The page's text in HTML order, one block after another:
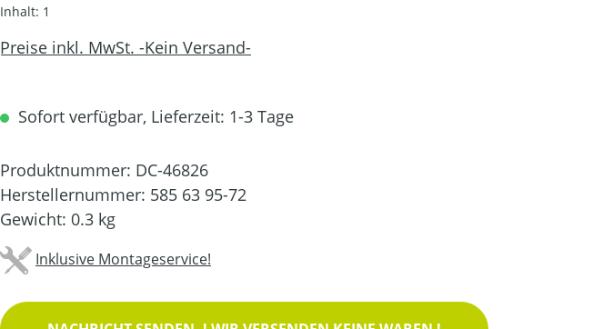
Inhalt: 1
Preise inkl. MwSt. -Kein Versand-
Sofort verfügbar, Lieferzeit: 1-3 Tage
Produktnummer: DC-46826
Herstellernummer: 585 63 95-72
Gewicht: 0.3 kg
Inklusive Montageservice!